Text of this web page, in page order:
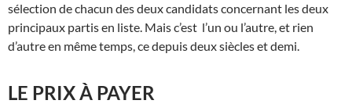
sélection de chacun des deux candidats concernant les deux
principaux partis en liste. Mais c’est l’un ou l’autre, et rien
d’autre en même temps, ce depuis deux siècles et demi.
LE PRIX À PAYER